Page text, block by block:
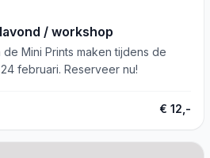
/ workshop
Mini Prints maken tijdens de
februari. Reserveer nu!
€ 12,-